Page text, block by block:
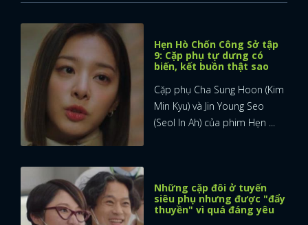
x
ĐĂNG NHẬP
Hẹn Hò Chốn Công Sở tập
9: Cặp phụ tự dưng có
biến, kết buồn thật sao
Cặp phụ Cha Sung Hoon (Kim
Min Kyu) và Jin Young Seo
(Seol In Ah) của phim Hẹn ...
Những cặp đôi ở tuyến
siêu phụ nhưng được "đẩy
thuyền" vì quá đáng yêu